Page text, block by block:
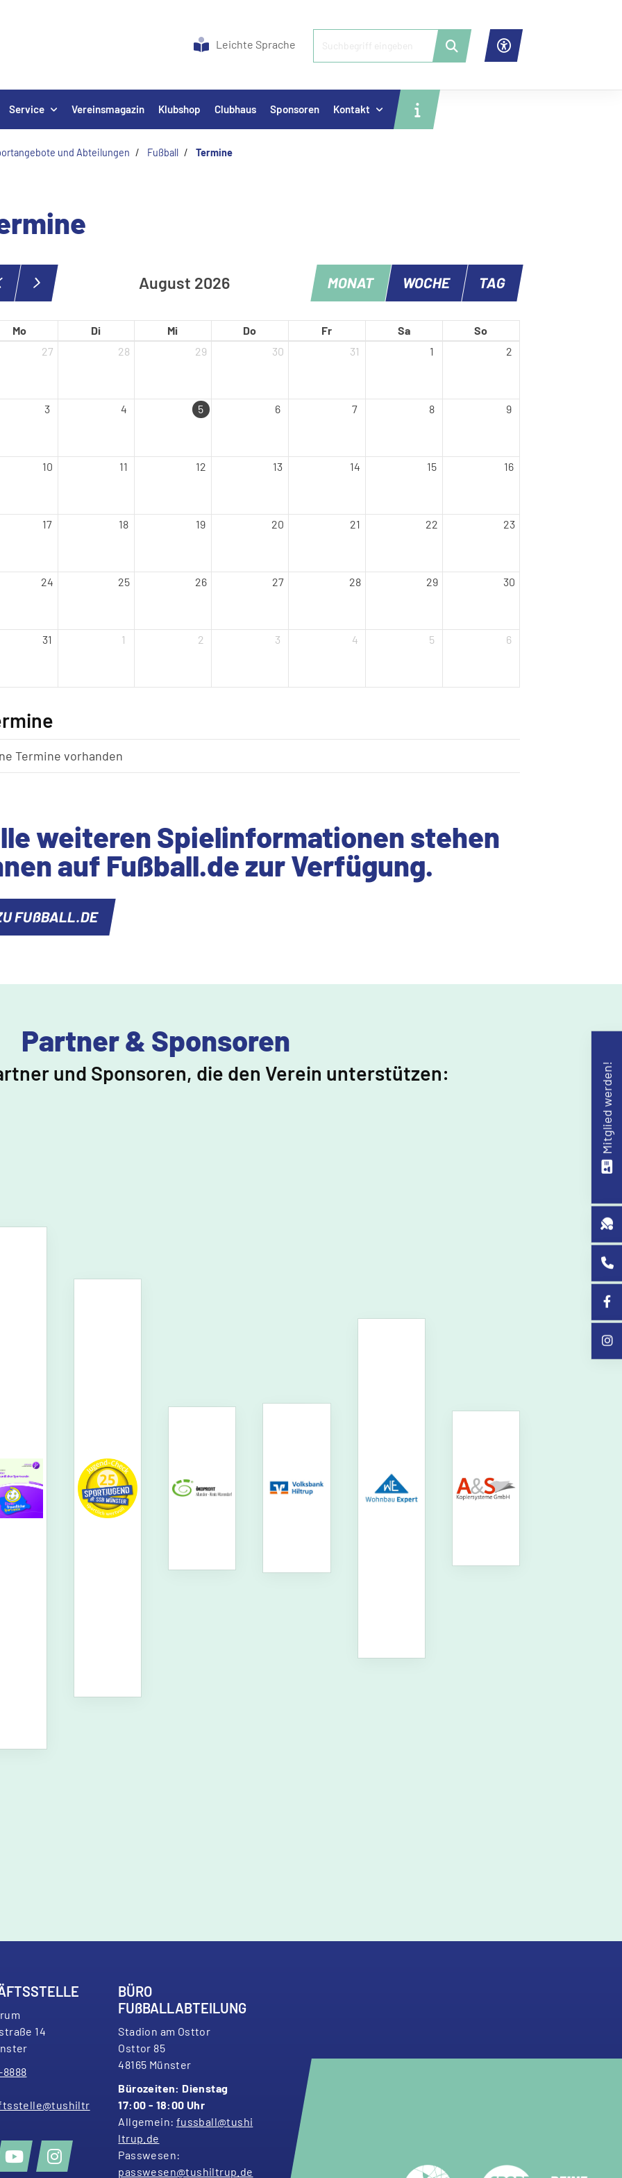
Leichte Sprache
Service Vereinsmagazin Klubshop Clubhaus Sponsoren Kontakt
und Abteilungen Fußball Termine
August 2026 MONAT WOCHE TAG
Mo Di Mi Do Fr Sa
So
27
28 29 30 31 1 2
3 4 5 6 7 8 9
10 11 12 13 14 15 16
17 18 19 20 21 22 23
24 25 26 27 28 29 30
31 1 2 3 4 5 6
Termine vorhanden
weiteren Spielinformationen stehen
auf Fußball.de zur Verfügung.
FUßBALL.DE
Partner & Sponsoren
und Sponsoren, die den Verein unterstützen:
ße 14
BÜRO
FUßBALLABTEILUNG
Stadion am Osttor
Osttor 85
48165 Münster
Bürozeiten: Dienstag
17:00 - 18:00 Uhr
Allgemein: fussball@tushi
ltrup.de
Passwesen:
passwesen@tushiltrup.de
Mitglied werden!